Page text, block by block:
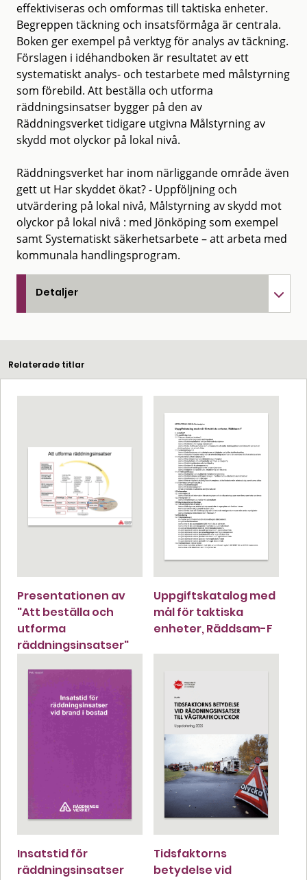
effektiviseras och omformas till taktiska enheter.
Begreppen täckning och insatsförmåga är centrala.
Boken ger exempel på verktyg för analys av täckning.
Förslagen i idéhandboken är resultatet av ett
systematiskt analys- och testarbete med målstyrning
som förebild. Att beställa och utforma
räddningsinsatser bygger på den av
Räddningsverket tidigare utgivna Målstyrning av
skydd mot olyckor på lokal nivå.
Räddningsverket har inom närliggande område även
gett ut Har skyddet ökat? - Uppföljning och
utvärdering på lokal nivå, Målstyrning av skydd mot
olyckor på lokal nivå : med Jönköping som exempel
samt Systematiskt säkerhetsarbete – att arbeta med
kommunala handlingsprogram.
Detaljer
Relaterade titlar
Presentationen av
"Att beställa och
utforma
räddningsinsatser"
Uppgiftskatalog med
mål för taktiska
enheter, Räddsam-F
Insatstid för
räddningsinsatser
Tidsfaktorns
betydelse vid